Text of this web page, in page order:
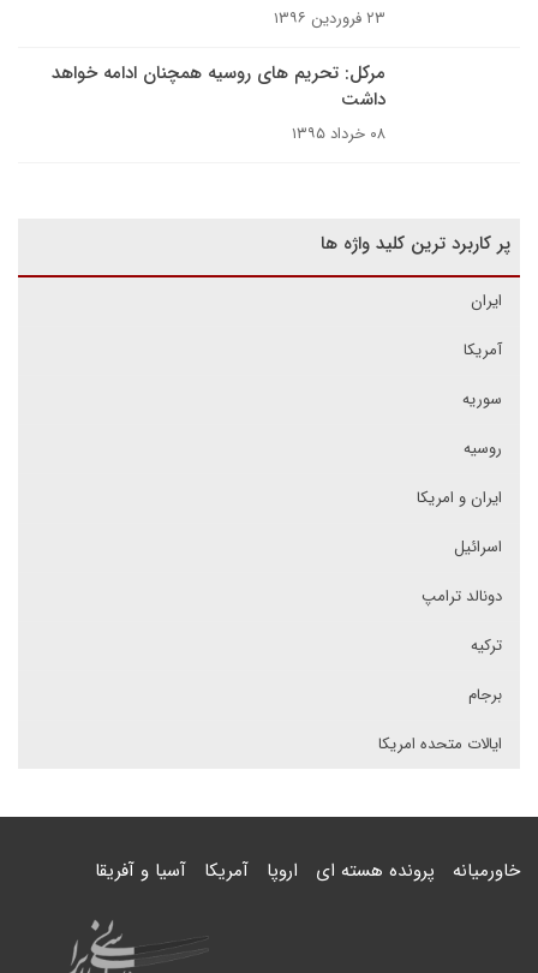
۲۳ فروردین ۱۳۹۶
مرکل: تحریم های روسیه همچنان ادامه خواهد
داشت
۰۸ خرداد ۱۳۹۵
پر کاربرد ترین کلید واژه ها
ایران
آمریکا
سوریه
روسیه
ایران و امریکا
اسرائیل
دونالد ترامپ
ترکیه
برجام
ایالات متحده امریکا
خاورمیانه پرونده هسته ای اروپا آمریکا آسیا و آفریقا